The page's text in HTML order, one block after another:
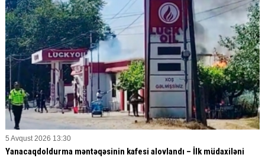
5 Avqust 2026 13:30
Yanacaqdoldurma məntəqəsinin kafesi alovlandı – İlk müdaxiləni